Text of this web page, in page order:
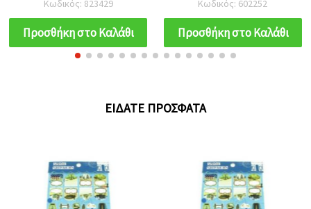
χειροτεχνίες
Κωδικός: 823429
Προσθήκη στο Καλάθι
Κωδικός: 602252
Προσθήκη στο Καλάθι
ΕΊΔΑΤΕ ΠΡΌΣΦΑΤΑ